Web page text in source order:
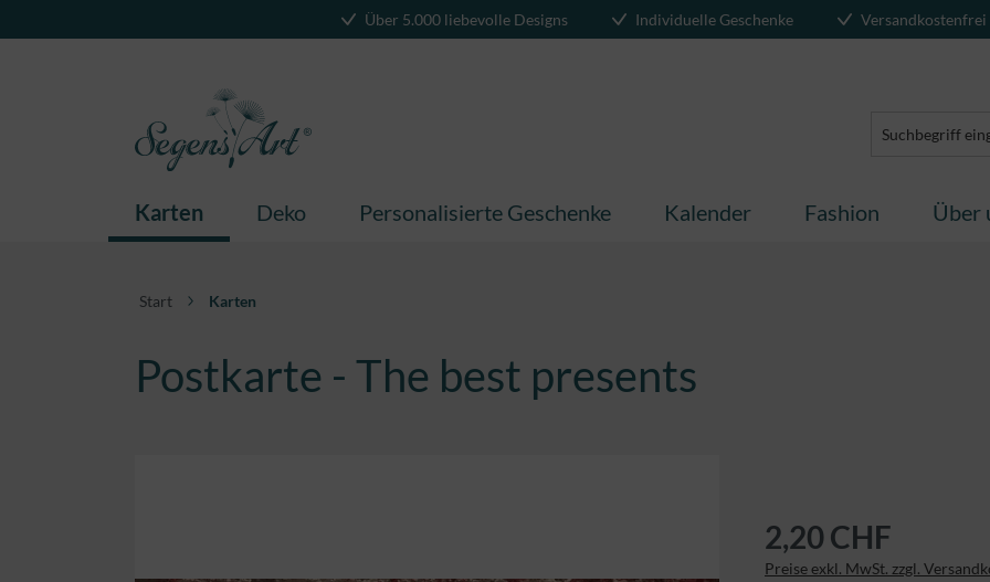
Über 5.000 liebevolle Designs Individuelle Geschenke
Karten Deko Personalisierte Geschenke Kalender Fashion Über
Start Karten
Postkarte - The best presents
2,20 CHF
Preise exkl. MwSt. zzgl.